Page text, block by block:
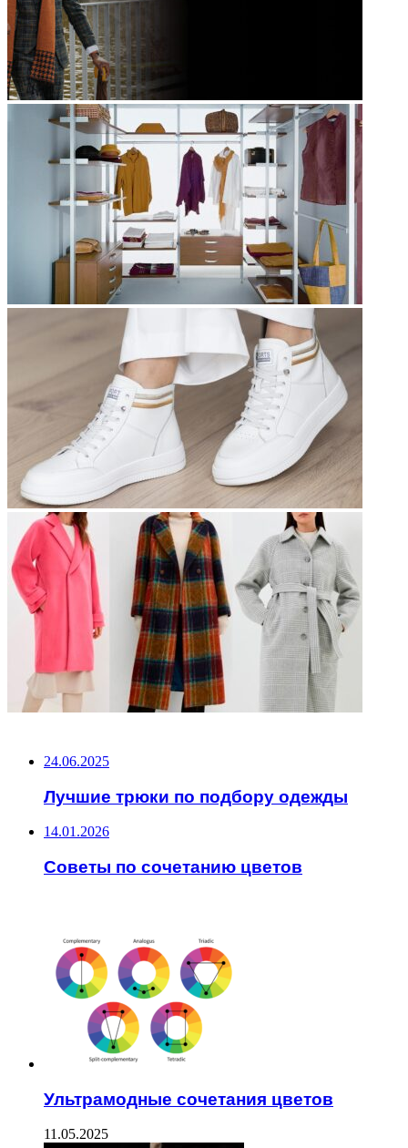
24.06.2025
Лучшие трюки по подбору одежды
14.01.2026
Советы по сочетанию цветов
Ультрамодные сочетания цветов
11.05.2025